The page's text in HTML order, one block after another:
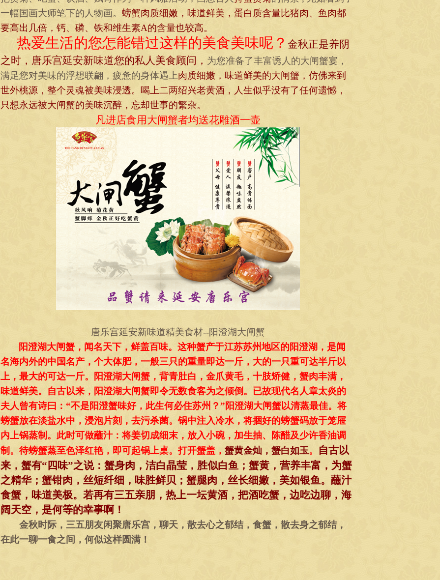
一幅国画大师笔下的人物画。 螃蟹肉质细嫩，味道鲜美，蛋白质含量比猪肉、鱼肉都
要高出几倍，钙、磷、铁和维生素A的含量也较高。
热爱生活的您怎能错过这样的美食美味呢？ 金秋正是养阴
之时，唐乐宫延安新味道您的私人美食顾问， 为您准备了丰富诱人的大闸蟹宴，
满足您对美味的浮想联翩，疲惫的身体遇上肉质细嫩，味道鲜美的大闸蟹，仿佛来到
世外桃源，整个灵魂被美味浸透。喝上二两绍兴老黄酒，人生似乎没有了任何遗憾，
只想永远被大闸蟹的美味沉醉，忘却世事的繁杂。
凡进店食用大闸蟹者均送花雕酒一壶
唐乐宫延安新味道精美食材--阳澄湖大闸蟹
阳澄湖大闸蟹，闻名天下，鲜盖百味。这种蟹产于江苏苏州地区的阳澄湖，是闻
名海内外的中国名产，个大体肥，一般三只的重量即达一斤，大的一只重可达半斤以
上，最大的可达一斤。阳澄湖大闸蟹，背青肚白，金爪黄毛，十肢矫健，蟹肉丰满，
味道鲜美。自古以来，阳澄湖大闸蟹即令无数食客为之倾倒。已故现代名人章太炎的
夫人曾有诗曰：“不是阳澄蟹味好，此生何必住苏州？”阳澄湖大闸蟹以清蒸最佳。将
螃蟹放在淡盐水中，浸泡片刻，去污杀菌。锅中注入冷水，将捆好的螃蟹码放于笼屉
内上锅蒸制。此时可做蘸汁：将姜切成细末，放入小碗，加生抽、陈醋及少许香油调
制。待螃蟹蒸至色泽红艳，即可起锅上桌。打开蟹盖， 蟹黄金灿，蟹白如玉。 自古以
来，蟹有“四味”之说：蟹身肉，洁白晶莹，胜似白鱼；蟹黄，营养丰富，为蟹
之精华；蟹钳肉，丝短纤细，味胜鲜贝；蟹腿肉，丝长细嫩，美如银鱼。蘸汁
食蟹，味道美极。若再有三五亲朋，热上一坛黄酒，把酒吃蟹，边吃边聊，海
阔天空，是何等的幸事啊！
金秋时际，三五朋友闲聚唐乐宫，聊天，散去心之郁结，食蟹，散去身之郁结，
在此一聊一食之间，何似这样圆满！